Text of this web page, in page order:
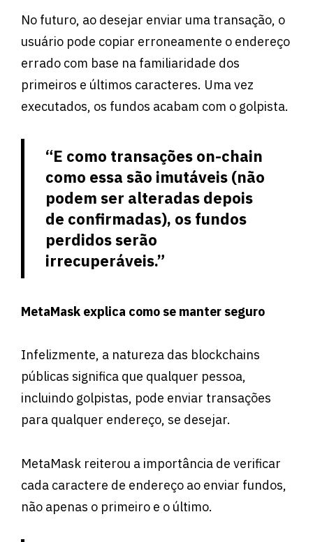
No futuro, ao desejar enviar uma transação, o
usuário pode copiar erroneamente o endereço
errado com base na familiaridade dos
primeiros e últimos caracteres. Uma vez
executados, os fundos acabam com o golpista.
“E como transações on-chain
como essa são imutáveis ​​(não
podem ser alteradas depois
de confirmadas), os fundos
perdidos serão
irrecuperáveis.”
MetaMask explica como se manter seguro
Infelizmente, a natureza das blockchains
públicas significa que qualquer pessoa,
incluindo golpistas, pode enviar transações
para qualquer endereço, se desejar.
MetaMask reiterou a importância de verificar
cada caractere de endereço ao enviar fundos,
não apenas o primeiro e o último.